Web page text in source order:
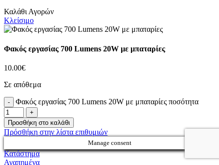
Καλάθι Αγορών
Κλείσιμο
Φακός εργασίας 700 Lumens 20W με μπαταρίες
10.00€
Σε απόθεμα
Φακός εργασίας 700 Lumens 20W με μπαταρίες ποσότητα
Προσθήκη στο καλάθι
Πρόσθήκη στην λίστα επιθυμιών
Manage consent
Κατάστημα
Αγαπημένα